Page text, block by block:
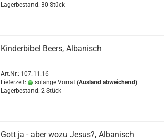
Lagerbestand: 30 Stück
Kinderbibel Beers, Albanisch
Art.Nr.: 107.11.16
Lieferzeit:
solange Vorrat (Ausland abweichend)
Lagerbestand: 2 Stück
Gott ja - aber wozu Jesus?, Albanisch